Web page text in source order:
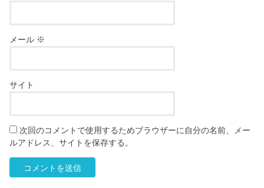
メール ※
サイト
次回のコメントで使用するためブラウザーに自分の名前、メー
ルアドレス、サイトを保存する。